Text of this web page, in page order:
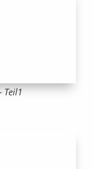
Teil1